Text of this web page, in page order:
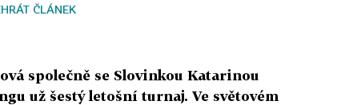
ČLÁNEK
společně se Slovinkou Katarinou
už šestý letošní turnaj. Ve světovém